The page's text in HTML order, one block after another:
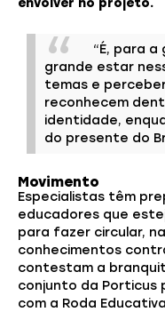
envolver no projeto.
“É, para
grande estar
temas e
reconhecem
identidade,
do presente do
Movimento
Especialistas têm
educadores que
para fazer circular,
conhecimentos
contestam a
conjunto da Porticus
com a Roda